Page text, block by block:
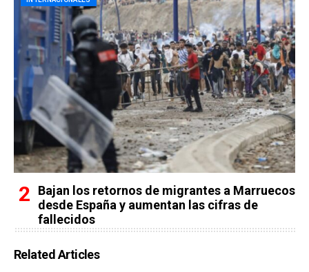
Bajan los retornos de migrantes a Marruecos
desde España y aumentan las cifras de
fallecidos
Related Articles